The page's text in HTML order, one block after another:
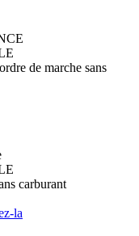
de marche sans
carburant
la